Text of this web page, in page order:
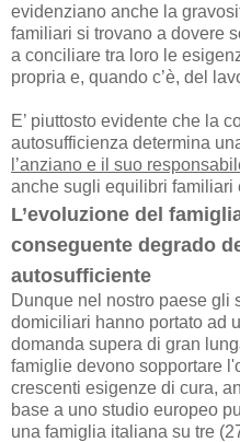
evidenziano anche la
familiari si trovano a dovere
a conciliare tra loro le
propria e, quando c’è, del
E’ piuttosto evidente che la
autosufficienza determina
l’anziano e il suo
anche sugli equilibri familiari
L’evoluzione del
conseguente degrado
autosufficiente
Dunque nel nostro paese gli
domiciliari hanno portato ad
domanda supera di gran
famiglie devono sopportare
crescenti esigenze di cura,
base a uno studio europeo
una famiglia italiana su tre